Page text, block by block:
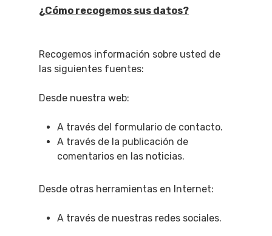
¿Cómo recogemos sus datos?
Recogemos información sobre usted de
las siguientes fuentes:
Desde nuestra web:
A través del formulario de contacto.
A través de la publicación de
comentarios en las noticias.
Desde otras herramientas en Internet:
A través de nuestras redes sociales.